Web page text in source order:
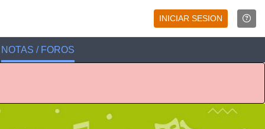
INICIAR SESION
NOTAS / FOROS